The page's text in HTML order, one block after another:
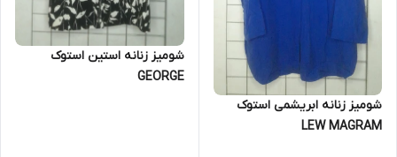
شومیز زنانه ابریشمی استوک
LEW MAGRAM
شومیز زنانه استین استوک
GEORGE